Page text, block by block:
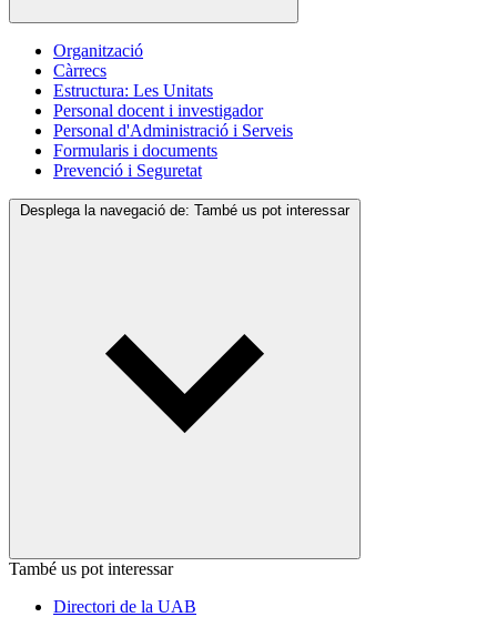
Organització
Càrrecs
Estructura: Les Unitats
Personal docent i investigador
Personal d'Administració i Serveis
Formularis i documents
Prevenció i Seguretat
Desplega la navegació de: També us pot interessar
També us pot interessar
Directori de la UAB